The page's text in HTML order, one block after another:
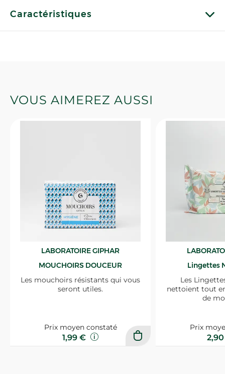
Caractéristiques
VOUS AIMEREZ AUSSI
LABORATOIRE GIPHAR
MOUCHOIRS DOUCEUR
Les mouchoirs résistants qui vous
seront utiles.
Prix moyen constaté
1,99 €
Lingettes
Les
nettoient tout
de
Prix